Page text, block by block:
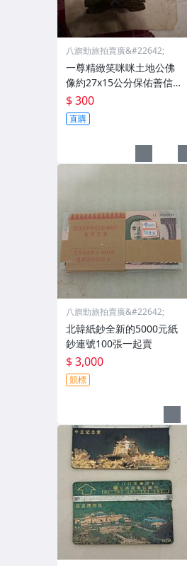
八旗勁旅拍賣廣&#22642;
一尊精緻笑咪咪土地公佛
像約27x15公分保佑善信年
年發財
$ 300
直購
八旗勁旅拍賣廣&#22642;
北韓紙鈔全新的5000元紙
鈔連號100張一起賣
$ 3,000
競標